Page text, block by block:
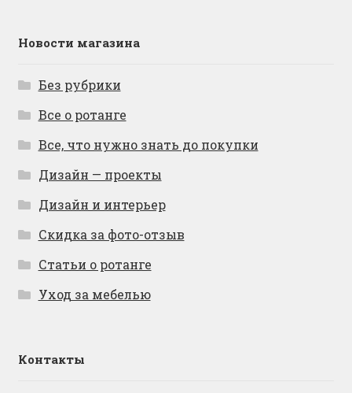
Новости магазина
Без рубрики
Все о ротанге
Все, что нужно знать до покупки
Дизайн — проекты
Дизайн и интерьер
Скидка за фото-отзыв
Статьи о ротанге
Уход за мебелью
Контакты